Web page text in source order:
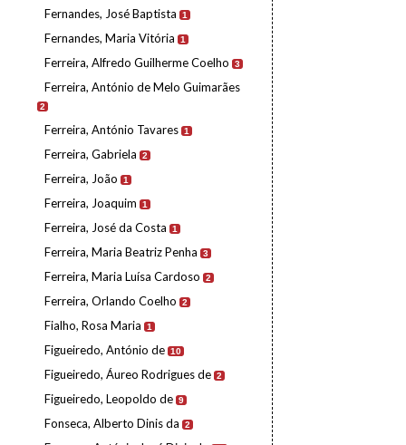
Fernandes, José Baptista 1
Fernandes, Maria Vitória 1
Ferreira, Alfredo Guilherme Coelho 3
Ferreira, António de Melo Guimarães
2
Ferreira, António Tavares 1
Ferreira, Gabriela 2
Ferreira, João 1
Ferreira, Joaquim 1
Ferreira, José da Costa 1
Ferreira, Maria Beatriz Penha 3
Ferreira, Maria Luísa Cardoso 2
Ferreira, Orlando Coelho 2
Fialho, Rosa Maria 1
Figueiredo, António de 10
Figueiredo, Áureo Rodrigues de 2
Figueiredo, Leopoldo de 9
Fonseca, Alberto Dinis da 2